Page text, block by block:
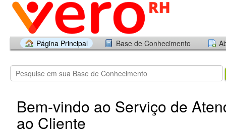
Página Principal Base de Conhecimento
Bem-vindo ao Serviço de
ao Cliente